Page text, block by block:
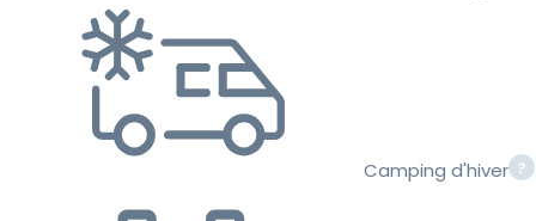
Camping d'hiver